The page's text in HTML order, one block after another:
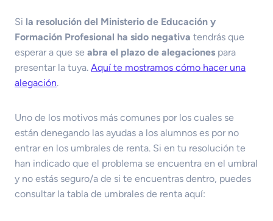
Si la resolución del Ministerio de Educación y
Formación Profesional ha sido negativa tendrás que
esperar a que se abra el plazo de alegaciones para
presentar la tuya. Aquí te mostramos cómo hacer una
alegación.
Uno de los motivos más comunes por los cuales se
están denegando las ayudas a los alumnos es por no
entrar en los umbrales de renta. Si en tu resolución te
han indicado que el problema se encuentra en el umbral
y no estás seguro/a de si te encuentras dentro, puedes
consultar la tabla de umbrales de renta aquí: